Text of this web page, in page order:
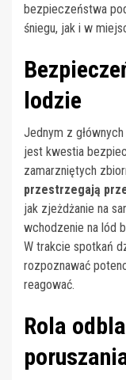
bezpieczeństwa
śniegu, jak i w
lodzie
Jednym z
jest kwestia
zamarzniętych
przestrzegają
jak zjeżdżanie na
wchodzenie na lód
W trakcie spotkań
rozpoznawać
reagować.
Rola